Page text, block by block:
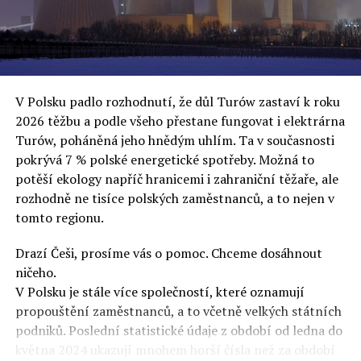
oslovuje své voliče, bublinu šílenců, kteří mu všechno
uvěří a nebudou se ptát na podrobnosti,“ řekl Rafał
Ziemkiewicz, redaktor týdeníku Do Rzeczy a ironicky
dodal: „Když se nynějšímu vedení státního hřebčince
podařilo prodat na aukci 10 plemenných koní za 600
000 euro, bylo to provládními médii oslavované jako
velký úspěch. Za vlády PiS se 14 koní prodalo za 2,5
milionu euro, což bylo stejnou mediální partou
komentováno jako konec polského chovu koní. Ve vidění
kontrolorů činnosti PiS ale určitě šlo při prodeji koní o
praní peněz či jinou nelegální činnost.“
Tuskova čísla jsou ale ujetá i jinde, pokračoval
Ziemkiewicz. „Ve vládní aféře PiS kolem vydávání víz
Tusk tvrdil, že za vlády dnešní opozice se nelegálně
prodalo 600 000 víz do Polska. Byla na to dokonce
vytvořena parlamentní vyšetřovací komise, která přišla
ale pouze na to, že 220 víz do Polska bylo
prostřednictvím úplatků uspíšeno, tedy že víza byla
V Polsku padlo rozhodnutí, že důl Turów zastaví k roku
2026 těžbu a podle všeho přestane fungovat i elektrárna
Turów, poháněná jeho hnědým uhlím. Ta v současnosti
pokrývá 7 % polské energetické spotřeby. Možná to
potěší ekology napříč hranicemi i zahraniční těžaře, ale
rozhodně ne tisíce polských zaměstnanců, a to nejen v
tomto regionu.
Drazí Češi, prosíme vás o pomoc. Chceme dosáhnout
ničeho.
V Polsku je stále více společností, které oznamují
propouštění zaměstnanců, a to včetně velkých státních
podniků. Poslední statistické údaje z období od ledna do
května 2024 ukazují mnohem horší čísla než za období